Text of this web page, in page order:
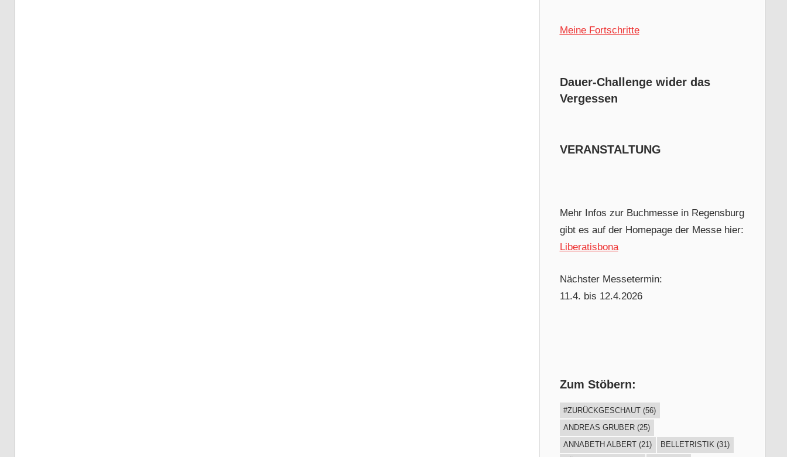
Meine Fortschritte
Dauer-Challenge wider das
Vergessen
VERANSTALTUNG
Mehr Infos zur Buchmesse in Regensburg
gibt es auf der Homepage der Messe hier:
Liberatisbona
Nächster Messetermin:
11.4. bis 12.4.2026
Zum Stöbern:
#ZURÜCKGESCHAUT (56)
ANDREAS GRUBER (25)
ANNABETH ALBERT (21) BELLETRISTIK (31)